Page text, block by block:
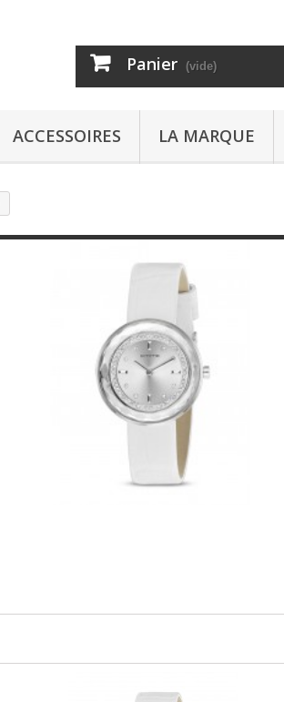
Panier (vide)
ACCESSOIRES LA MARQUE